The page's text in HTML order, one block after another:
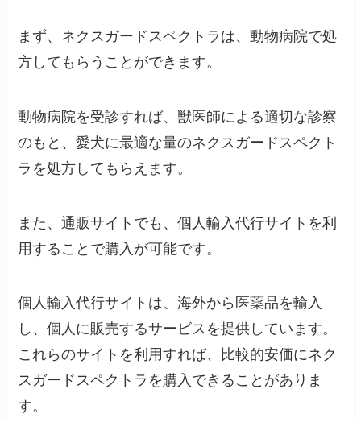
まず、ネクスガードスペクトラは、動物病院で処
方してもらうことができます。
動物病院を受診すれば、獣医師による適切な診察
のもと、愛犬に最適な量のネクスガードスペクト
ラを処方してもらえます。
また、通販サイトでも、個人輸入代行サイトを利
用することで購入が可能です。
個人輸入代行サイトは、海外から医薬品を輸入
し、個人に販売するサービスを提供しています。
これらのサイトを利用すれば、比較的安価にネク
スガードスペクトラを購入できることがありま
す。